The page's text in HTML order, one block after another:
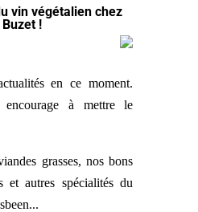
vin végétalien chez
!
en ce moment.
à mettre le
grasses, nos bons
et autres spécialités du